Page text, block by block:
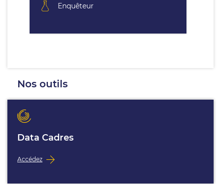
Enquêteur
Nos outils
Data Cadres
Accédez